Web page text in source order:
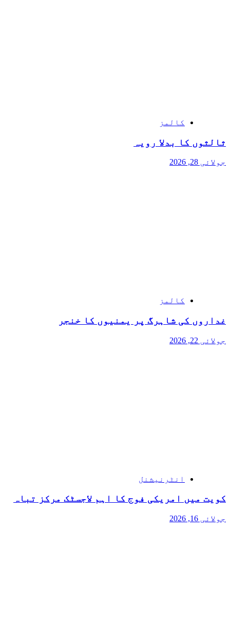
کالمز
ثالثوں کا بدلا رویہ
جولائی 28, 2026
کالمز
غداروں کی شاہرگ پر یمنیوں کا خنجر
جولائی 22, 2026
انٹرنیشنل
کویت میں امریکی فوج کا اہم لاجسٹک مرکز تباہ
جولائی 16, 2026